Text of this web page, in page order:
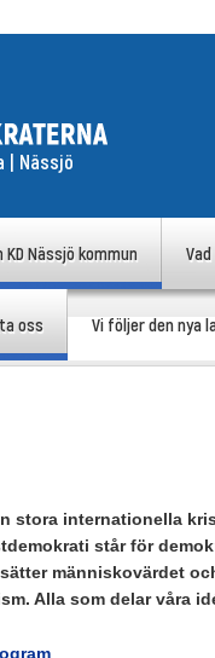
| Nässjö
Nässjö kommun
oss Vi följer den nya
stora internationella
står för
människovärdet
Alla som delar våra